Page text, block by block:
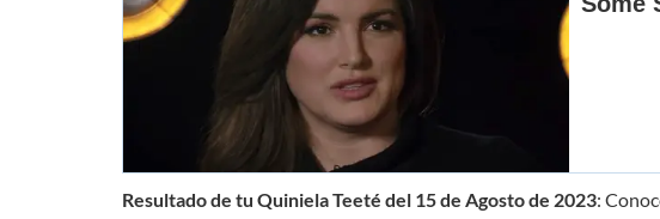
Resultado de tu Quiniela Teeté del 15 de Agosto de 2023: